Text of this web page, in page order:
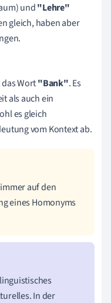
und"Lehre"
gleich, haben aber
das Wort"Bank". Es
als auch ein
es gleich
vom Kontext ab.
auf den
eines Homonyms
In der